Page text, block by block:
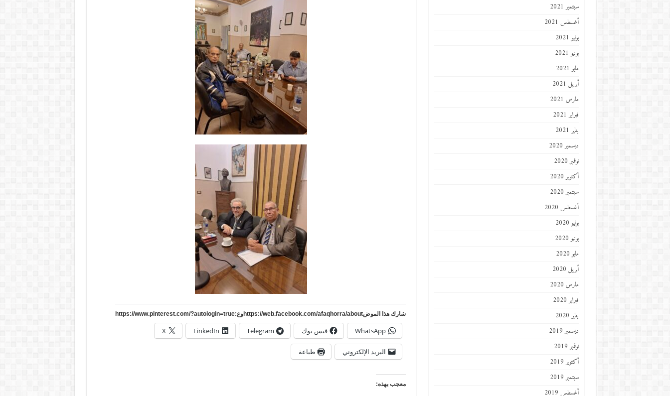
شارك هذا الموضhttps://web.facebook.com/afaqhorra/aboutوع:https://www.pinterest.com/?autologin=true
WhatsApp فيس بوك Telegram
LinkedIn
X
البريد الإلكتروني طباعة
معجب بهذه:
سبتمبر 2021
أغسطس 2021
يوليو 2021
يونيو 2021
مايو 2021
أبريل 2021
مارس 2021
فبراير 2021
يناير 2021
ديسمبر 2020
نوفمبر 2020
أكتوبر 2020
سبتمبر 2020
أغسطس 2020
يوليو 2020
يونيو 2020
مايو 2020
أبريل 2020
مارس 2020
فبراير 2020
يناير 2020
ديسمبر 2019
نوفمبر 2019
أكتوبر 2019
سبتمبر 2019
أغسطس 2019